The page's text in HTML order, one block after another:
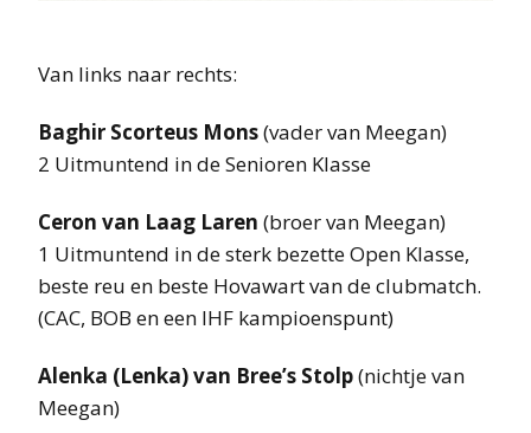
Van links naar rechts:
Baghir Scorteus Mons(vader van Meegan)
2 Uitmuntend in de Senioren Klasse
Ceron van Laag Laren (broer van Meegan)
1 Uitmuntend in de sterk bezette Open Klasse,
beste reu en beste Hovawart van de clubmatch.
(CAC, BOB en een IHF kampioenspunt)
Alenka (Lenka) van Bree’s Stolp(nichtje van
Meegan)